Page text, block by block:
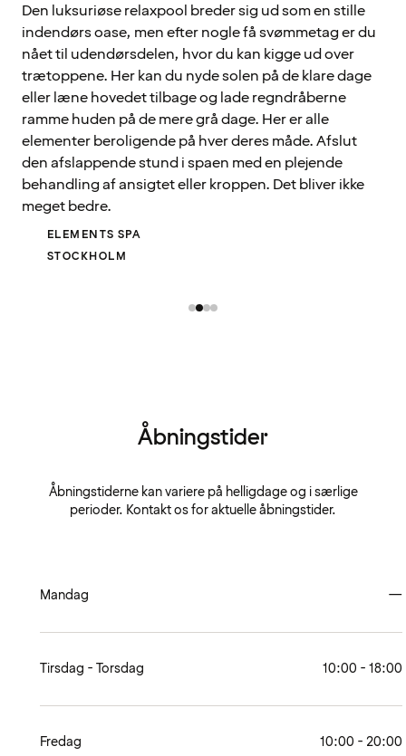
Den luksuriøse relaxpool breder sig ud som en stille
indendørs oase, men efter nogle få svømmetag er du
nået til udendørsdelen, hvor du kan kigge ud over
trætoppene. Her kan du nyde solen på de klare dage
eller læne hovedet tilbage og lade regndråberne
ramme huden på de mere grå dage. Her er alle
elementer beroligende på hver deres måde. Afslut
den afslappende stund i spaen med en plejende
behandling af ansigtet eller kroppen. Det bliver ikke
meget bedre.
ELEMENTS SPA
STOCKHOLM
Åbningstider
Åbningstiderne kan variere på helligdage og i særlige
perioder. Kontakt os for aktuelle åbningstider.
Mandag —
Tirsdag - Torsdag 10:00 - 18:00
Fredag 10:00 - 20:00